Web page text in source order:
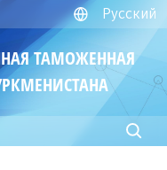
Русский
ТАМОЖЕННАЯ